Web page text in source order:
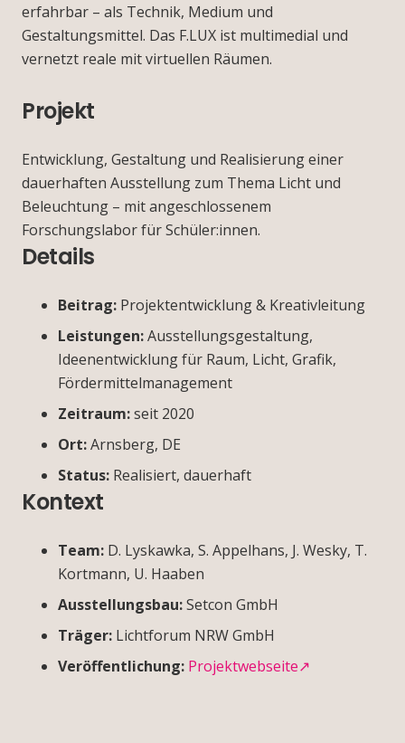
erfahrbar – als Technik, Medium und
Gestaltungsmittel. Das F.LUX ist multimedial und
vernetzt reale mit virtuellen Räumen.
Projekt
Entwicklung, Gestaltung und Realisierung einer
dauerhaften Ausstellung zum Thema Licht und
Beleuchtung – mit angeschlossenem
Forschungslabor für Schüler:innen.
Details
Beitrag: Projektentwicklung & Kreativleitung
Leistungen:Ausstellungsgestaltung,
Ideenentwicklung für Raum, Licht, Grafik,
Fördermittelmanagement
Zeitraum:seit 2020
Ort:Arnsberg, DE
Status: Realisiert, dauerhaft
Kontext
Team: D. Lyskawka, S. Appelhans, J. Wesky, T.
Kortmann, U. Haaben
Ausstellungsbau:Setcon GmbH
Träger: Lichtforum NRW GmbH
Veröffentlichung: Projektwebseite↗︎